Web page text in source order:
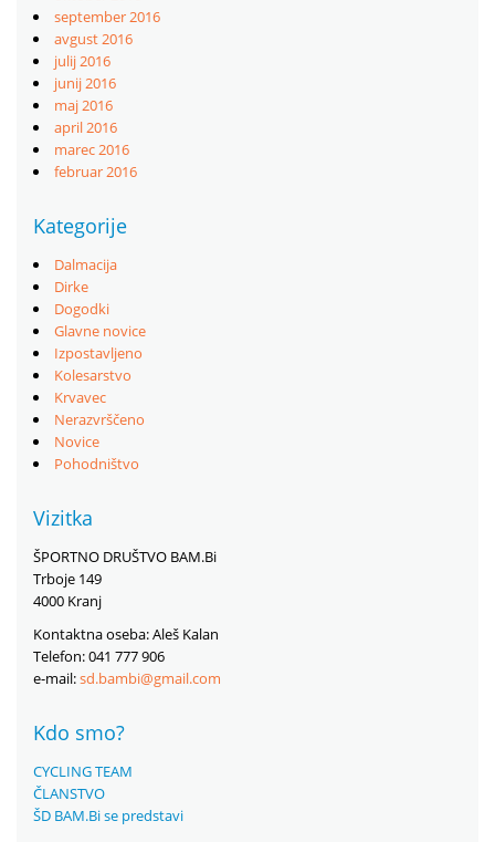
september 2016
avgust 2016
julij 2016
junij 2016
maj 2016
april 2016
marec 2016
februar 2016
Kategorije
Dalmacija
Dirke
Dogodki
Glavne novice
Izpostavljeno
Kolesarstvo
Krvavec
Nerazvrščeno
Novice
Pohodništvo
Vizitka
ŠPORTNO DRUŠTVO BAM.Bi
Trboje 149
4000 Kranj
Kontaktna oseba: Aleš Kalan
Telefon: 041 777 906
e-mail:sd.bambi@gmail.com
Kdo smo?
CYCLING TEAM
ČLANSTVO
ŠD BAM.Bi se predstavi